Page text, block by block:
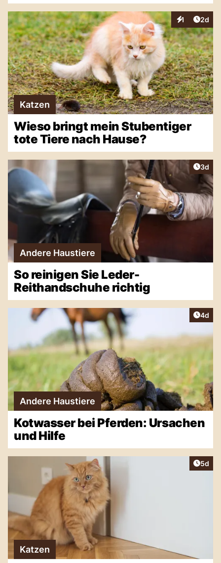
1
Interaktionen
2d
Katzen
Wieso bringt mein Stubentiger
tote Tiere nach Hause?
3d
Andere Haustiere
So reinigen Sie Leder-
Reithandschuhe richtig
4d
Andere Haustiere
Kotwasser bei Pferden: Ursachen
und Hilfe
5d
Katzen